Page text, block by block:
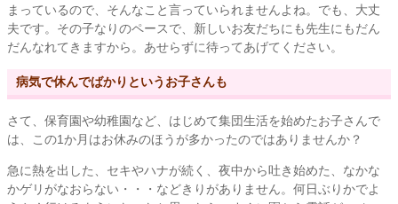
まっているので、そんなこと言っていられませんよね。でも、大丈
夫です。その子なりのペースで、新しいお友だちにも先生にもだん
だんなれてきますから。あせらずに待ってあげてください。
病気で休んでばかりというお子さんも
さて、保育園や幼稚園など、はじめて集団生活を始めたお子さんで
は、この1か月はお休みのほうが多かったのではありませんか？
急に熱を出した、セキやハナが続く、夜中から吐き始めた、なかな
かゲリがなおらない・・・などきりがありません。何日ぶりかでよ